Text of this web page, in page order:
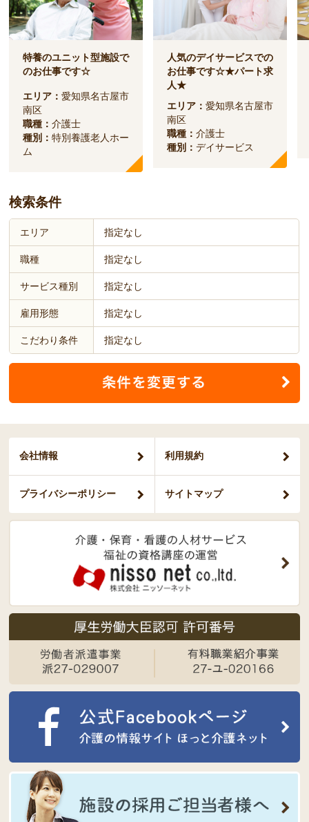
特養のユニット型施設で
のお仕事です☆
エリア：愛知県名古屋市
南区
職種：介護士
種別：特別養護老人ホー
ム
人気のデイサービスでの
お仕事です☆★パート求
人★
エリア：愛知県名古屋市
南区
職種：介護士
種別：デイサービス
検索条件
エリア 指定なし
職種 指定なし
サービス種別 指定なし
雇用形態 指定なし
こだわり条件 指定なし
会社情報 利用規約
プライバシーポリシー サイトマップ